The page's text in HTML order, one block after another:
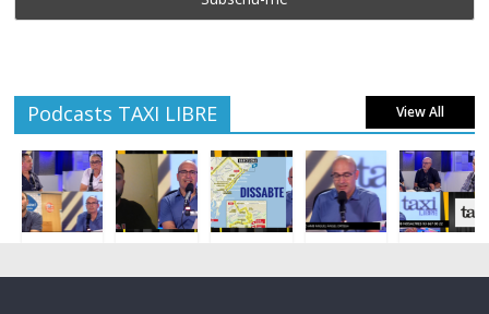
Podcasts TAXI LIBRE View All